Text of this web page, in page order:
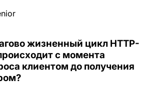
жизненный цикл HTTP-
с момента
клиентом до получения